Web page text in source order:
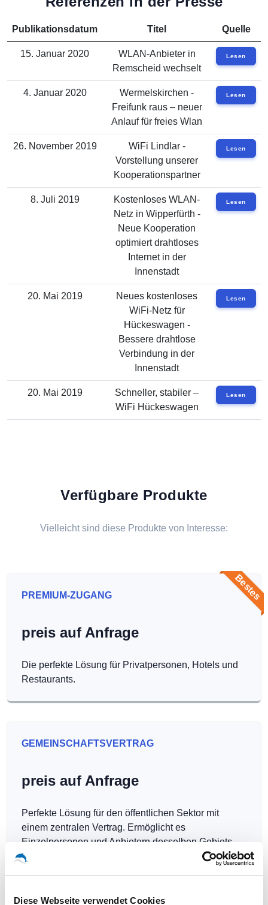
Diese Webseite verwendet Cookies
Publikationsdatum Titel Quelle
15. Januar 2020
WLAN-Anbieter in
Remscheid wechselt
Lesen
4. Januar 2020
Wermelskirchen -
Freifunk raus – neuer
Anlauf für freies Wlan
Lesen
26. November 2019
WiFi Lindlar -
Vorstellung unserer
Kooperationspartner
Lesen
8. Juli 2019
Kostenloses WLAN-
Netz in Wipperfürth -
Neue Kooperation
optimiert drahtloses
Internet in der
Innenstadt
Lesen
20. Mai 2019
Neues kostenloses
WiFi-Netz für
Hückeswagen -
Bessere drahtlose
Verbindung in der
Innenstadt
Lesen
20. Mai 2019
Schneller, stabiler –
WiFi Hückeswagen
Lesen
Verfügbare Produkte
Vielleicht sind diese Produkte von Interesse:
Bestes
PREMIUM-ZUGANG
preis auf Anfrage
Die perfekte Lösung für Privatpersonen, Hotels und
Restaurants.
GEMEINSCHAFTSVERTRAG
preis auf Anfrage
Perfekte Lösung für den öffentlichen Sektor mit
einem zentralen Vertrag. Ermöglicht es
Einzelpersonen und Anbietern desselben Gebiets,
Hotspots kostenlos zu betreiben.